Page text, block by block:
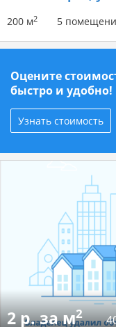
200 м2 5
Оцените
быстро и удобно!
Узнать стоимость
2 р. за м2